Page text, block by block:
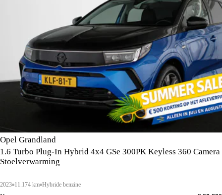
Opel Grandland
1.6 Turbo Plug-In Hybrid 4x4 GSe 300PK Keyless 360 Camera
Stoelverwarming
2023 11.174 km Hybride benzine